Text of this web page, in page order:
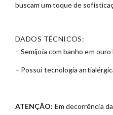
buscam um toque de
DADOS TÉCNICOS:
– Semijoia com banho em ouro
– Possui tecnologia
ATENÇÃO: Em decorrência